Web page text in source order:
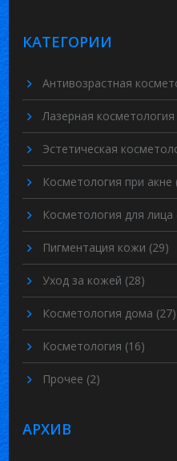
КАТЕГОРИИ
Антивозрастная
Лазерная косметология
Эстетическая
Косметология при акне
Косметология для лица
Пигментация кожи (29)
Уход за кожей (28)
Косметология дома (27)
Косметология (16)
Прочее (2)
АРХИВ